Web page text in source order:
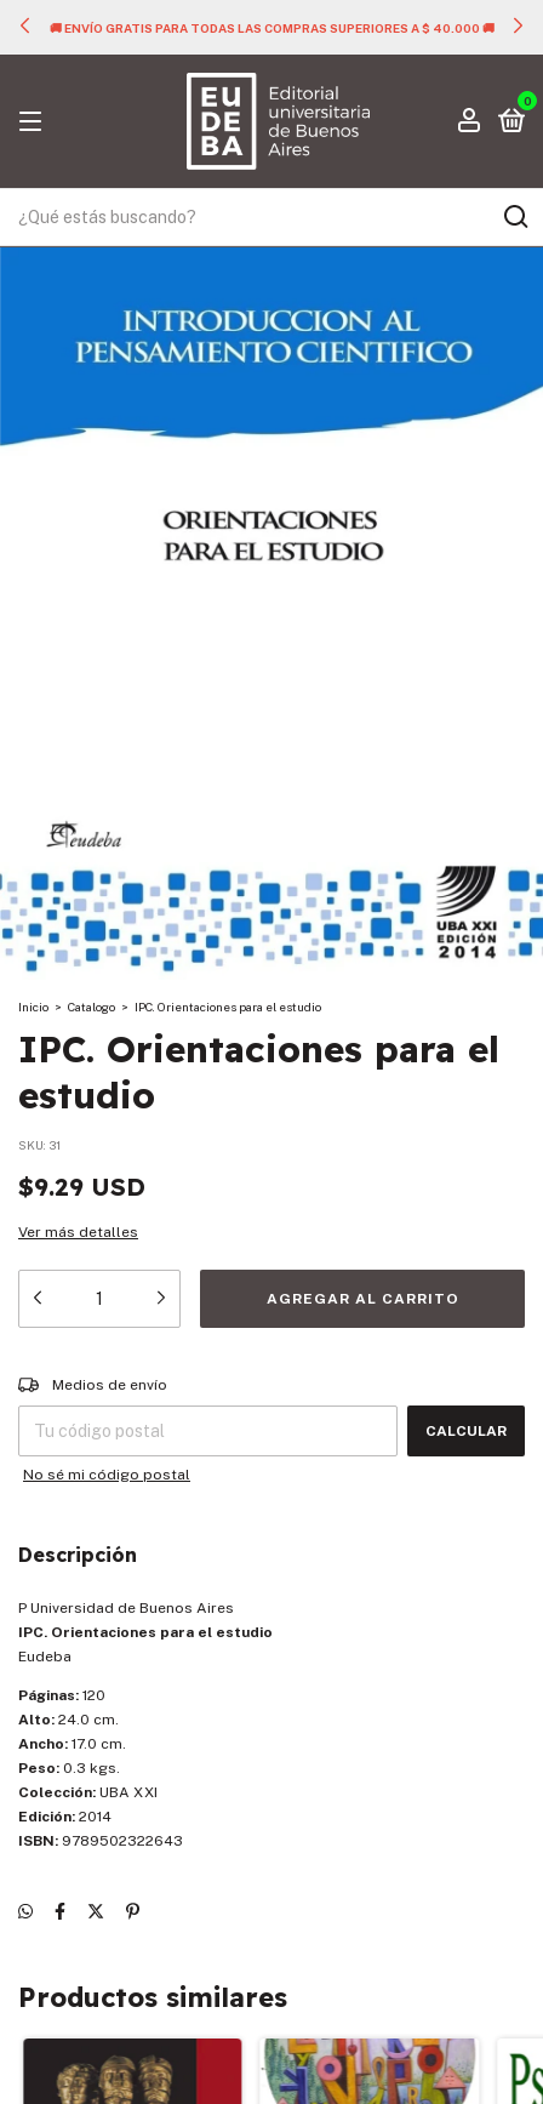
🚚 ENVÍO GRATIS PARA TODAS LAS COMPRAS SUPERIORES A $ 40.000 🚚
0
Inicio > Catalogo > IPC. Orientaciones para el estudio
IPC. Orientaciones para el
estudio
SKU: 31
$9.29 USD
Ver más detalles
Entregas para el CP:
Medios de envío
CALCULAR
No sé mi código postal
Descripción
P Universidad de Buenos Aires
IPC. Orientaciones para el estudio
Eudeba
Páginas: 120
Alto: 24.0 cm.
Ancho: 17.0 cm.
Peso: 0.3 kgs.
Colección: UBA XXI
Edición: 2014
ISBN: 9789502322643
Productos similares